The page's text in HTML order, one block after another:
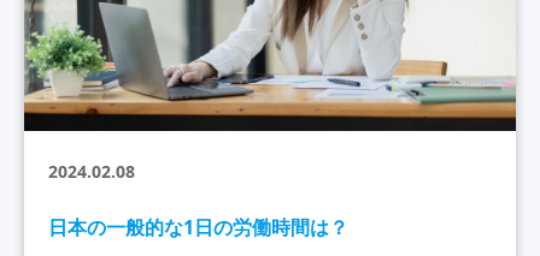
2024.02.08
日本の一般的な1日の労働時間は？